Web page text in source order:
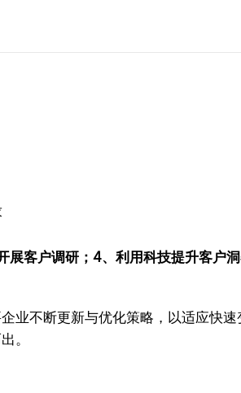
客户调研；4、利用科技提升客户
业不断更新与优化策略，以适应快
。